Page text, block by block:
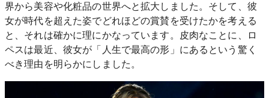
界から美容や化粧品の世界へと拡大しました。そして、 彼
女が時代を超えた姿でどれほどの賞賛を受けたかを考える
と、それは確かに理にかなっています。皮肉なことに、ロ
ペスは最近、彼女が「人生で最高の形」にあるという驚く
べき理由を明らかにしました。